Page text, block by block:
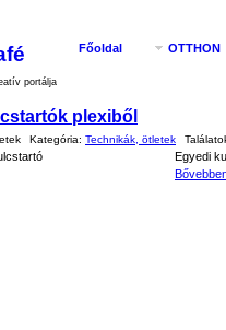
portálja
Főoldal OTTHON
plexiből
Kategória: Technikák, ötletek
Egyedi